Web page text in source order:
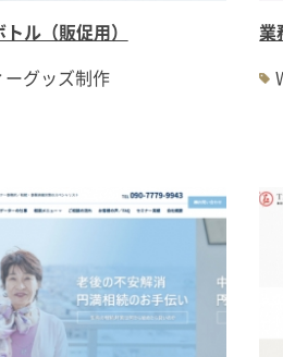
ル（販促用）
グッズ制作
業